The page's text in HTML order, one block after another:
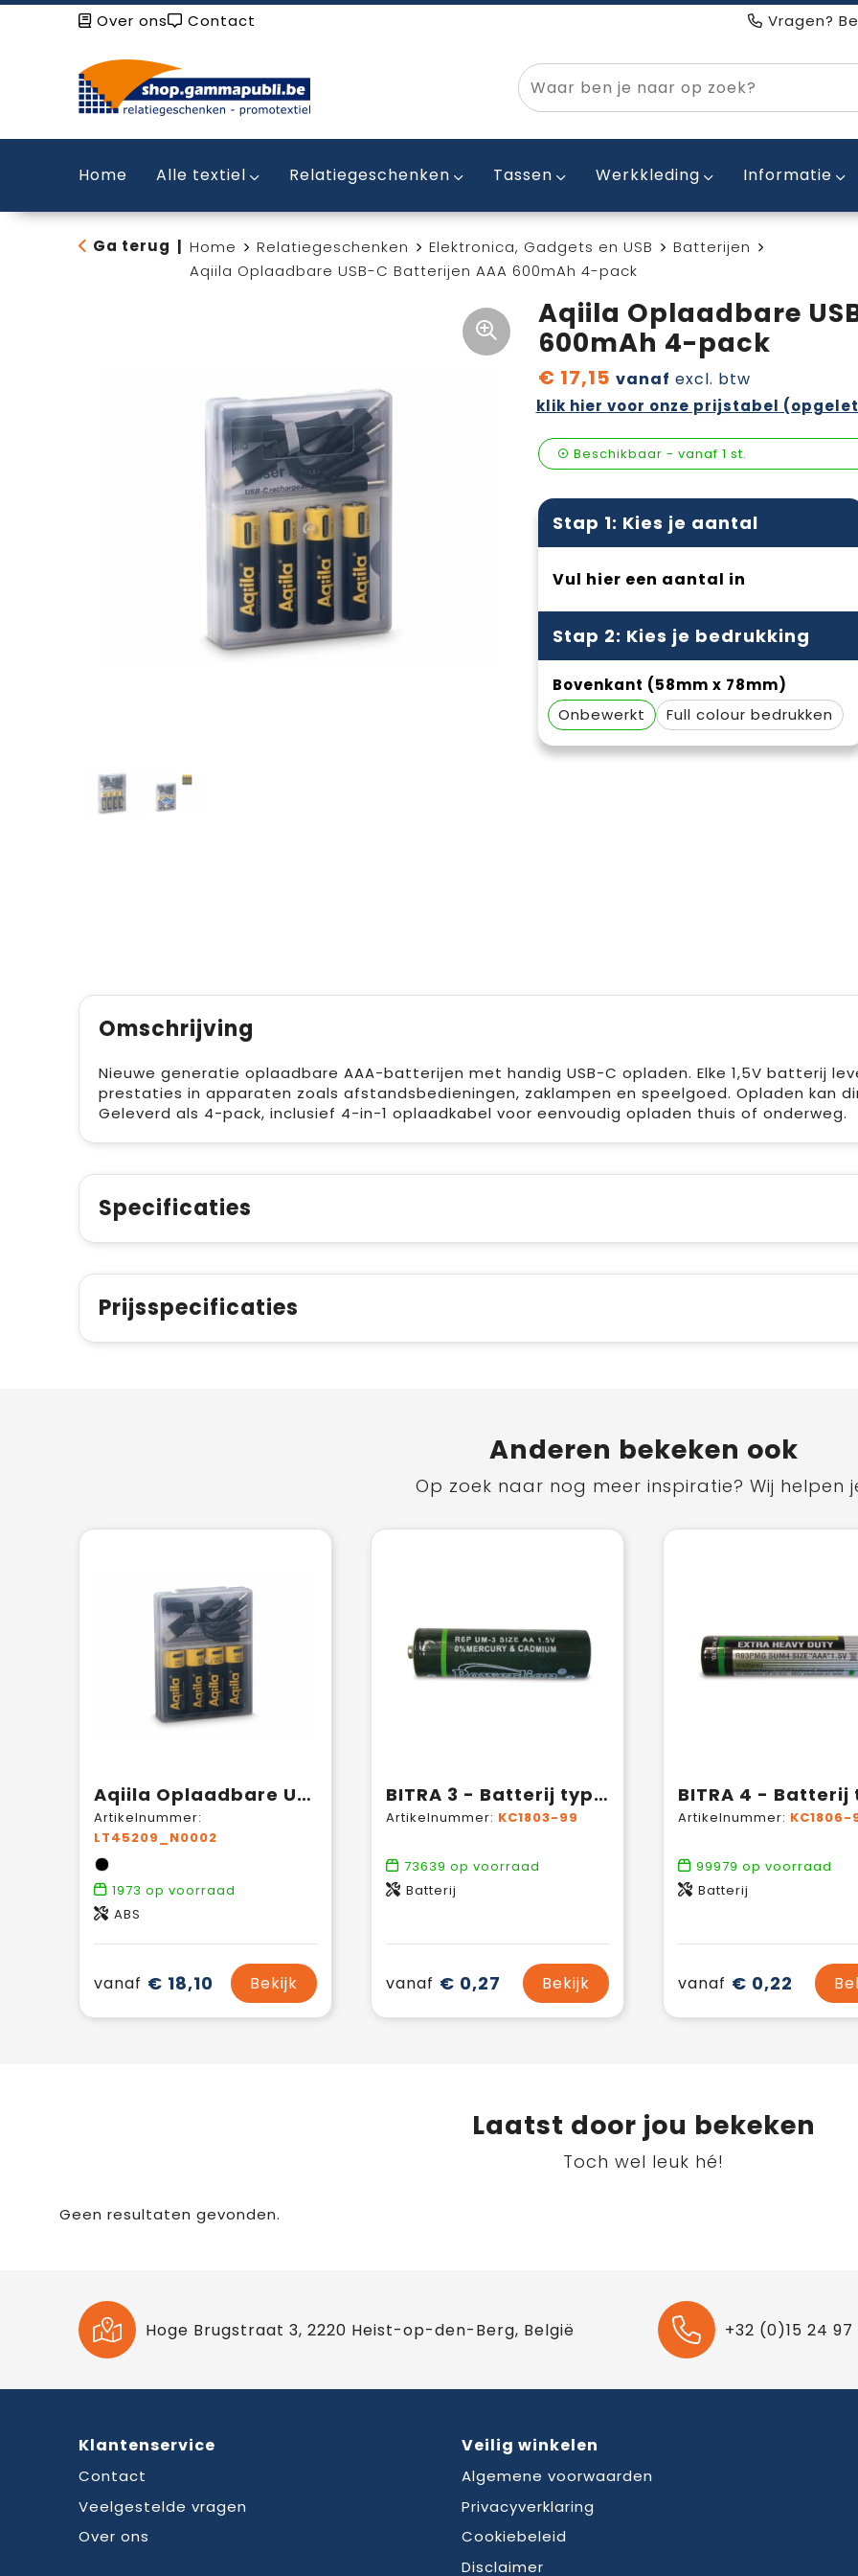
Over ons Contact Vragen?
Home Alle textiel Relatiegeschenken Tassen Werkkleding Informatie
Ga terug Home Relatiegeschenken Elektronica, Gadgets en USB
Batterijen
Aqiila Oplaadbare USB-C Batterijen AAA 600mAh 4-pack
Aqiila Oplaadbare
600mAh 4-pack
€ 17,15 vanaf excl. btw
klik hier voor onze prijstabel
Beschikbaar - vanaf 1 st.
Stap 1: Kies je aantal
Vul hier een aantal in
Stap 2: Kies je bedrukking
Bovenkant (58mm x 78mm)
Onbewerkt
Full colour
Omschrijving
Nieuwe generatie oplaadbare AAA-batterijen met handig USB-C opladen. Elke 1,5V batterij
prestaties in apparaten zoals afstandsbedieningen, zaklampen en speelgoed. Opladen kan
Geleverd als 4-pack, inclusief 4-in-1 oplaadkabel voor eenvoudig opladen thuis of onderweg.
Specificaties
Prijsspecificaties
Anderen bekeken ook
Op zoek naar nog meer inspiratie? Wij helpen
Aqiila Oplaadbare USB-C Batterijen AA 2000mAh 4-pack
Artikelnummer:
LT45209_N0002
1973 op voorraad
ABS
vanaf € 18,10 Bekijk
BITRA 3 - Batterij type UM3 (AA)
Artikelnummer: KC1803-99
73639 op voorraad
Batterij
vanaf € 0,27 Bekijk
Artikelnummer: KC1806-
99979 op voorraad
Batterij
vanaf € 0,22
Laatst door jou bekeken
Toch wel leuk hé!
Geen resultaten gevonden.
Hoge Brugstraat 3, 2220 Heist-op-den-Berg, België +32 (0)15 24
Klantenservice
Contact
Veelgestelde vragen
Over ons
Veilig winkelen
Algemene voorwaarden
Privacyverklaring
Cookiebeleid
Disclaimer